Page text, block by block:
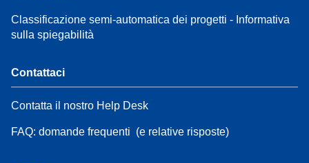
Classificazione semi-automatica dei progetti - Informativa
sulla spiegabilità
Contattaci
Contatta il nostro Help Desk
FAQ: domande frequenti (e relative risposte)